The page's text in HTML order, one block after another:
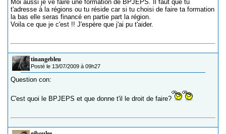
Moi aussi je ve faire une formation de BPJEPS. Il faut que tu
t'adresse à la régions ou tu réside car si tu choisi de faire ta formation
la bas elle seras financé en partie part la région.
Voila ce que je c'est !! J'espère que j'ai pu t'aider.
tinangebleu
Posté le 13/07/2009 à 09h27
Question con:
C'est quoi le BPJEPS et que donne t'il le droit de faire?